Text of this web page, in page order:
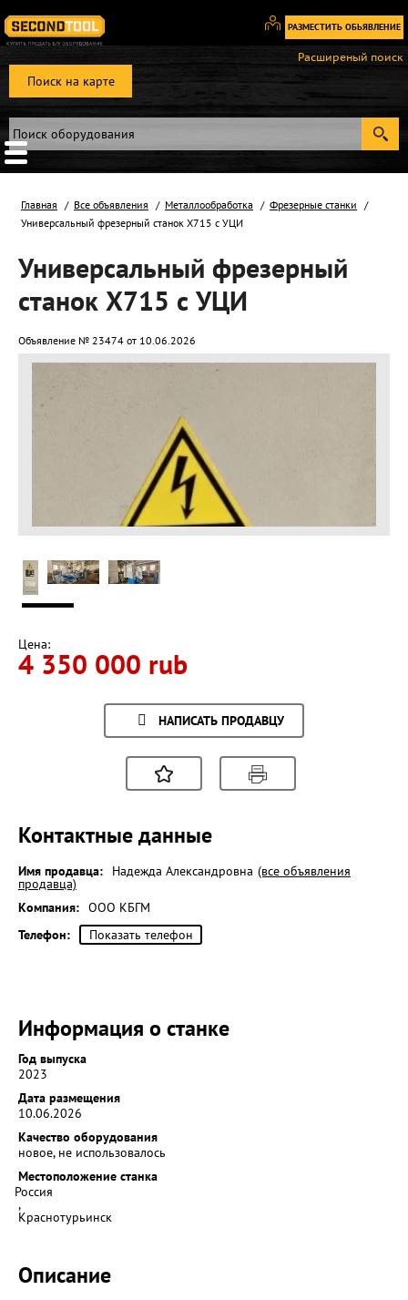
РАЗМЕСТИТЬ ОБЬЯВЛЕНИЕ
Вход
Регистрация
Поиск на карте
Расширеный поиск
Главная Все объявления Металлообработка
Фрезерные станки
Универсальный фрезерный станок Х715 с УЦИ
Универсальный фрезерный
станок Х715 с УЦИ
Объявление № 23474 от 10.06.2026
Цена:
4 350 000 rub
НАПИСАТЬ ПРОДАВЦУ
Контактные данные
Имя продавца: Надежда Александровна (все объявления
продавца)
Компания: ООО КБГМ
Телефон:
Показать телефон
Информация о станке
Год выпуска
2023
Дата размещения
10.06.2026
Качество оборудования
новое, не использовалось
Местоположение станка
Россия
,
Краснотурьинск
Описание